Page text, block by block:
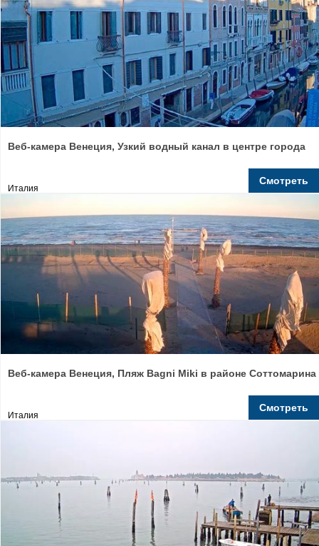
Веб-камера Венеция, Узкий водный канал в центре города
Италия
Смотреть
Веб-камера Венеция, Пляж Bagni Miki в районе Соттомарина
Италия
Смотреть